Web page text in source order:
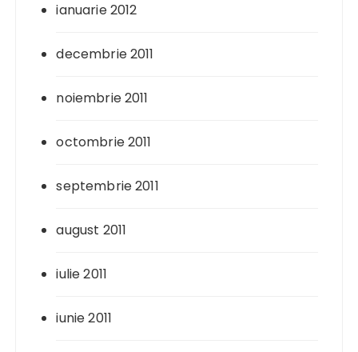
ianuarie 2012
decembrie 2011
noiembrie 2011
octombrie 2011
septembrie 2011
august 2011
iulie 2011
iunie 2011